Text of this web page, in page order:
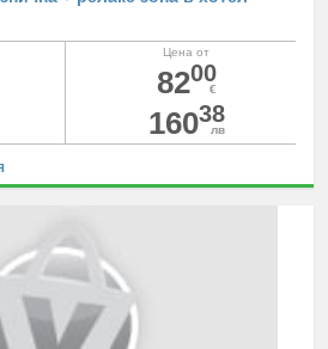
Цена от
8200
€
16038
лв